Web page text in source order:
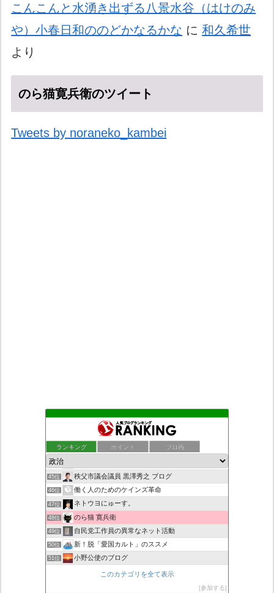
こんこんと水湧き出ずる八景水谷（はけのみ
や）小春日和ののどかなるかな に和久希世
より
のら猫寛兵衛のツイート
Tweets by noraneko_kambei
ランキング ポイント ブロ画
日本第一！ニュース録
デモや街宣のお供に！プラカード無料素材
43位 ついっちゃが速報
44位
45位 秩父市議会議員 黒澤秀之 ブログ
46位 働く人のためのケインズ革命
47位 ネトウヨにゅーす。
48位 のら猫 寛兵衛
49位 自民党工作員の異常なネット活動
50位 新！脱「愛国カルト」のススメ
51位 小野公使のブログ
こんなニュースにでくわした
このカテゴリを全て表示
参加する